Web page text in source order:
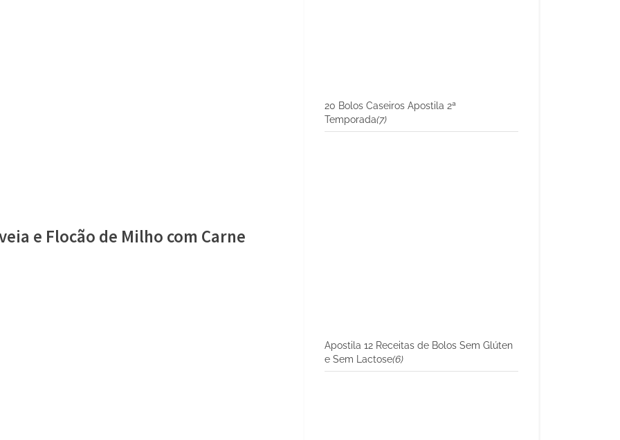
e Flocão de Milho com Carne
20 Bolos Caseiros Apostila 2ª
Temporada(7)
Apostila 12 Receitas de Bolos Sem Glúten
e Sem Lactose(6)